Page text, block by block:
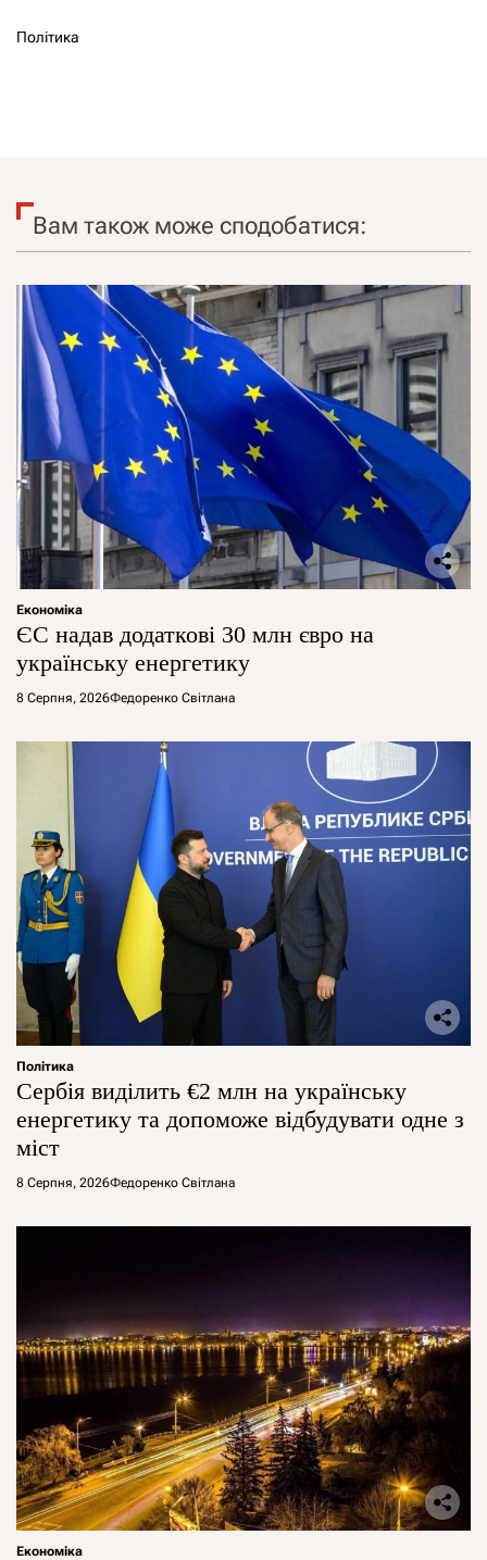
Політика
Вам також може сподобатися:
Економіка
ЄС надав додаткові 30 млн євро на
українську енергетику
8 Серпня, 2026Федоренко Світлана
Політика
Сербія виділить €2 млн на українську
енергетику та допоможе відбудувати одне з
міст
8 Серпня, 2026Федоренко Світлана
Економіка